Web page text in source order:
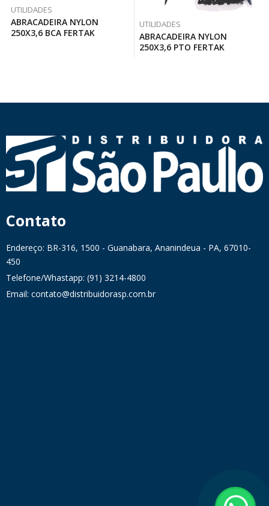
UTILIDADES
ABRACADEIRA NYLON
250X3,6 BCA FERTAK
UTILIDADES
ABRACADEIRA NYLON
250X3,6 PTO FERTAK
Contato
Endereço: BR-316, 1500 - Guanabara, Ananindeua - PA, 67010-
450
Telefone/Whastapp: (91) 3214-4800
Email: contato@distribuidorasp.com.br